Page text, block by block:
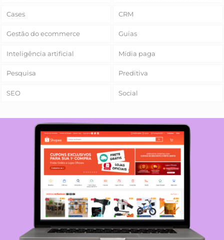
Cases CRM
Gestão do ecommerce Guias
Inteligência artificial Mídia paga
Pesquisa Preditiva
SEO Social